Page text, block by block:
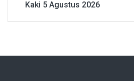
Kaki 5 Agustus 2026